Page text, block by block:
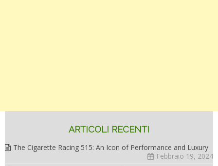
ARTICOLI RECENTI
The Cigarette Racing 515: An Icon of Performance and Luxury
Febbraio 19, 2024